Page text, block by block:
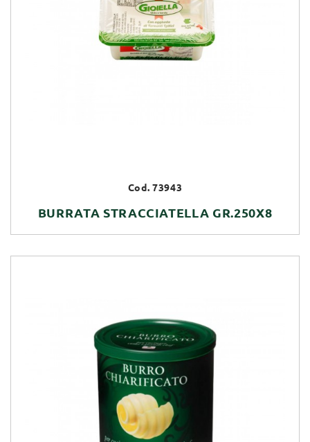
Cod. 73943
BURRATA STRACCIATELLA GR.250X8